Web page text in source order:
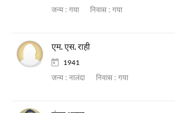
जन्म : गया निवास : गया
एम. एस. राही
1941
जन्म : नालंदा निवास : गया